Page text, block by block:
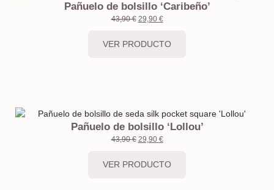
Pañuelo de bolsillo ‘Caribeño’
43,90€ 29,90 €
VER PRODUCTO
Pañuelo de bolsillo ‘Lollou’
43,90€ 29,90 €
VER PRODUCTO